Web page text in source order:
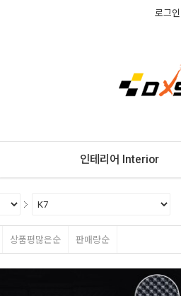
로그인
인테리어 Interior
상품평많은순 판매량순